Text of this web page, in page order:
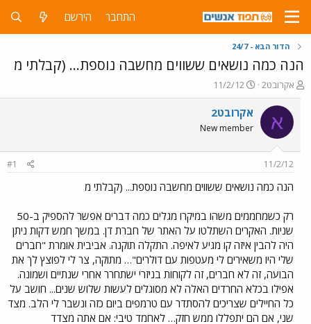
התחבר הירשם
הדור הבא - 24/7
הנה כמה נושאים ששווים מחשבה נוספת... (קבלתי מ
פ
ו
ת
ח
ה
ש
א
אקרובט2
פ
ו
ר
ס
ם
ר
11/2/12
א אקרובט2
New member
11/2/12
#1
הנה כמה נושאים ששווים מחשבה נוספת... (קבלתי מ
רק כשמחממים משהו במיקרו מגלים כמה דברים אפשר להספיק ב-50
שניות. האקרים השתלטו על האתר של חברת דן. במשך חמש דקות ניתן
היה להבין איזה קו מגיע לאיפה. התקלה תוקנה. אביבית אומרת "חברים
שלי היו משאירים לי מעטפות עם דולרים"… מתוקה, צר לי לפוצץ לך את
הבועה, זה לא חברים, זה לקוחות בניזרי ישתחרר אחרי שנתיים ושמונה.
אפילו בכלא החרדים האלה לא מסוגלים לעשות שלוש שנים... חושב על
כל החיילים שצריכים להסתדר עם טרמפים ביום כזה ונשבר לי הלב. מצד
שני, אם הם יתפללו ממש חזק… לאחמד טיבי: אם אתה מצדד